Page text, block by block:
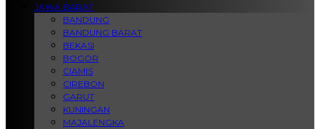
JAWA BARAT
BANDUNG
BANDUNG BARAT
BEKASI
BOGOR
CIAMIS
CIREBON
GARUT
KUNINGAN
MAJALENGKA